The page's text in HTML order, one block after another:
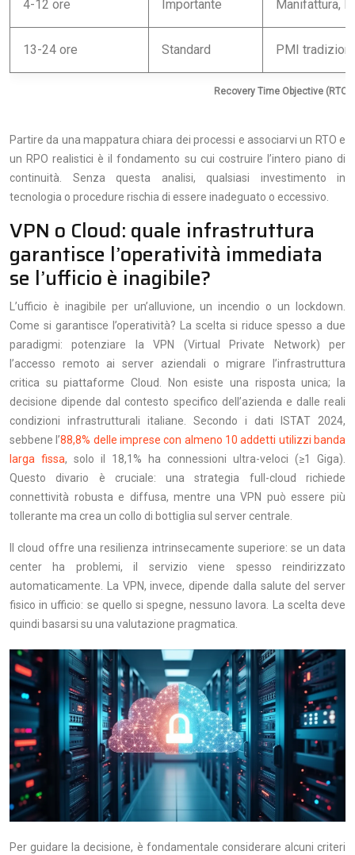
Recovery Time Objective
4-12 ore Importante Manifattura,
13-24 ore Standard PMI
Partire da una mappatura chiara dei processi e associarvi un RTO e
un RPO realistici è il fondamento su cui costruire l’intero piano di
continuità. Senza questa analisi, qualsiasi investimento in
tecnologia o procedure rischia di essere inadeguato o eccessivo.
VPN o Cloud: quale infrastruttura
garantisce l’operatività immediata
se l’ufficio è inagibile?
L’ufficio è inagibile per un’alluvione, un incendio o un lockdown.
Come si garantisce l’operatività? La scelta si riduce spesso a due
paradigmi: potenziare la VPN (Virtual Private Network) per
l’accesso remoto ai server aziendali o migrare l’infrastruttura
critica su piattaforme Cloud. Non esiste una risposta unica; la
decisione dipende dal contesto specifico dell’azienda e dalle reali
condizioni infrastrutturali italiane. Secondo i dati ISTAT 2024,
sebbene l’88,8% delle imprese con almeno 10 addetti utilizzi banda
larga fissa, solo il 18,1% ha connessioni ultra-veloci (≥1 Giga).
Questo divario è cruciale: una strategia full-cloud richiede
connettività robusta e diffusa, mentre una VPN può essere più
tollerante ma crea un collo di bottiglia sul server centrale.
Il cloud offre una resilienza intrinsecamente superiore: se un data
center ha problemi, il servizio viene spesso reindirizzato
automaticamente. La VPN, invece, dipende dalla salute del server
fisico in ufficio: se quello si spegne, nessuno lavora. La scelta deve
quindi basarsi su una valutazione pragmatica.
Per guidare la decisione, è fondamentale considerare alcuni criteri